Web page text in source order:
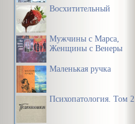
Восхитительный
Мужчины с Марса,
Женщины с Венеры
Маленькая ручка
Психопатология. Том 2